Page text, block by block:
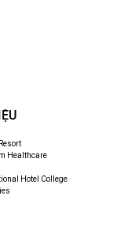
Healthcare
Hotel College